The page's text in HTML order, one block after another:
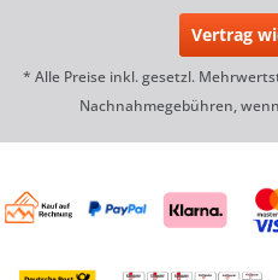
Vertrag
* Alle Preise inkl. gesetzl.
Nachnahmegebühren,